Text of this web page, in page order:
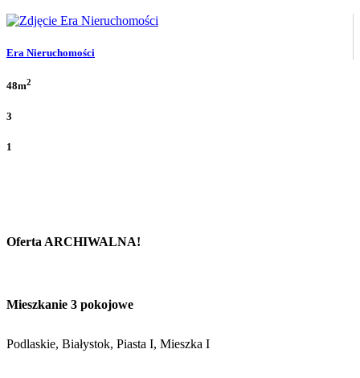
Era Nieruchomości
48m2
3
1
Oferta ARCHIWALNA!
Mieszkanie 3 pokojowe
Podlaskie, Białystok, Piasta I, Mieszka I